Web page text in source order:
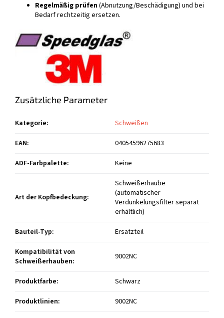
Regelmäßig prüfen(Abnutzung/Beschädigung) und bei
Bedarf rechtzeitig ersetzen.
Zusätzliche Parameter
Kategorie:
Schweißen
EAN:
04054596275683
ADF-Farbpalette: Keine
Art der Kopfbedeckung:
Schweißerhaube
(automatischer
Verdunkelungsfilter separat
erhältlich)
Bauteil-Typ:
Ersatzteil
Kompatibilität von
Schweißerhauben: 9002NC
Produktfarbe:
Schwarz
Produktlinien:
9002NC